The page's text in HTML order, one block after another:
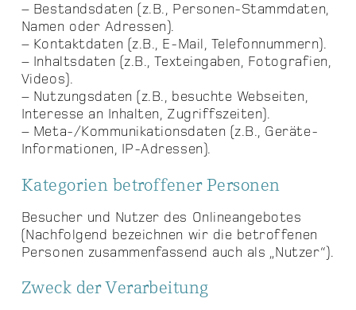
– Bestandsdaten (z.B., Personen-Stammdaten,
Namen oder Adressen).
– Kontaktdaten (z.B., E-Mail, Telefonnummern).
– Inhaltsdaten (z.B., Texteingaben, Fotografien,
Videos).
– Nutzungsdaten (z.B., besuchte Webseiten,
Interesse an Inhalten, Zugriffszeiten).
– Meta-/Kommunikationsdaten (z.B., Geräte-
Informationen, IP-Adressen).
Kategorien betroffener Personen
Besucher und Nutzer des Onlineangebotes
(Nachfolgend bezeichnen wir die betroffenen
Personen zusammenfassend auch als „Nutzer“).
Zweck der Verarbeitung